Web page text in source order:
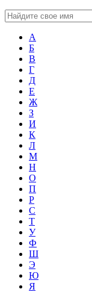
А
Б
В
Г
Д
Е
Ж
З
И
К
Л
М
Н
О
П
Р
С
Т
У
Ф
Ш
Э
Ю
Я